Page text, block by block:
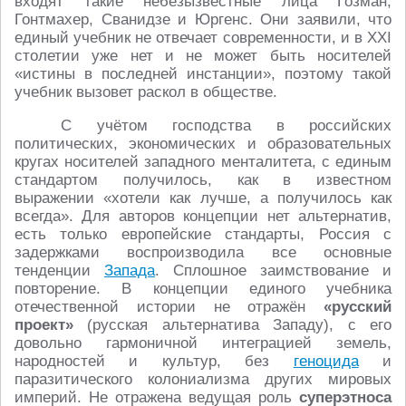
Гонтмахер, Сванидзе и Юргенс. Они заявили, что
единый учебник не отвечает современности, и в XXI
столетии уже нет и не может быть носителей
«истины в последней инстанции», поэтому такой
учебник вызовет раскол в обществе.
С учётом господства в российских
политических, экономических и образовательных
кругах носителей западного менталитета, с единым
стандартом получилось, как в известном
выражении «хотели как лучше, а получилось как
всегда». Для авторов концепции нет альтернатив,
есть только европейские стандарты, Россия с
задержками воспроизводила все основные
тенденции Запада. Сплошное заимствование и
повторение. В концепции единого учебника
отечественной истории не отражён «русский
проект» (русская альтернатива Западу), с его
довольно гармоничной интеграцией земель,
народностей и культур, без геноцидаи
паразитического колониализма других мировых
империй. Не отражена ведущая роль суперэтноса